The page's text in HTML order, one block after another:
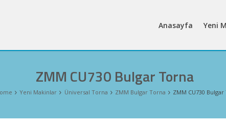
Anasayfa Yeni
ZMM CU730 Bulgar Torna
Yeni Makinlar Üniversal Torna ZMM Bulgar Torna ZMM CU730